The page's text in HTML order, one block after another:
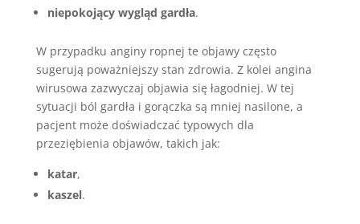
niepokojący wygląd gardła.
W przypadku anginy ropnej te objawy często
sugerują poważniejszy stan zdrowia. Z kolei angina
wirusowa zazwyczaj objawia się łagodniej. W tej
sytuacji ból gardła i gorączka są mniej nasilone, a
pacjent może doświadczać typowych dla
przeziębienia objawów, takich jak:
katar,
kaszel.